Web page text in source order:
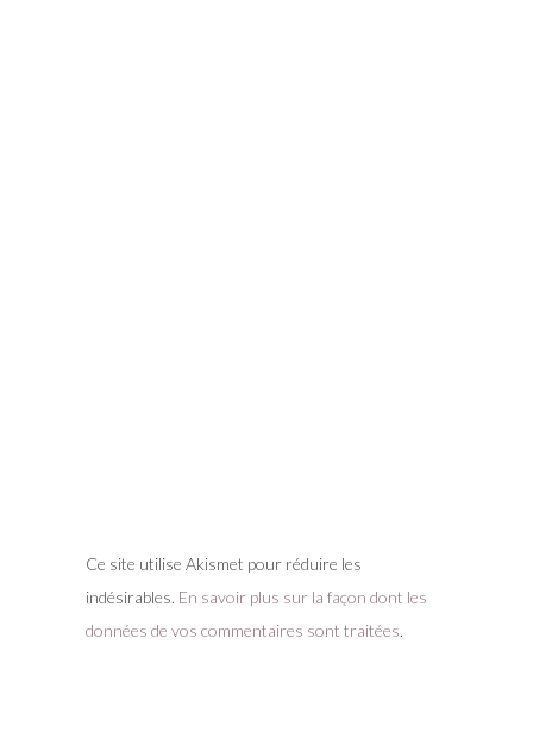
Ce site utilise Akismet pour réduire les
indésirables. En savoir plus sur la façon dont les
données de vos commentaires sont traitées.